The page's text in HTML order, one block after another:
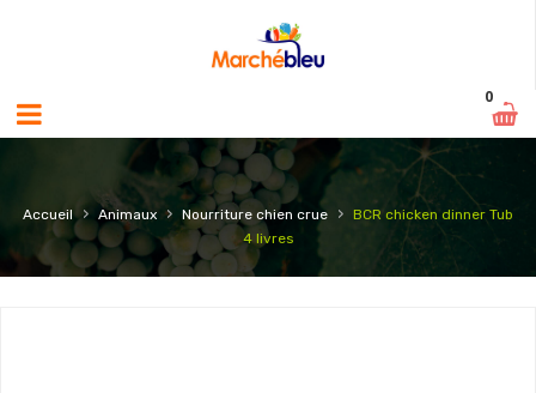
0
Accueil › Animaux › Nourriture chien crue › BCR chicken dinner Tub
4 livres